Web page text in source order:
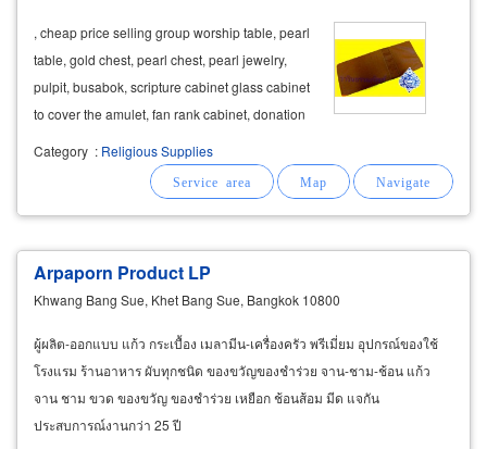
, cheap price selling group worship table, pearl
table, gold chest, pearl chest, pearl jewelry,
pulpit, busabok, scripture cabinet glass cabinet
to cover the amulet, fan rank cabinet, donation
book, lok nimit, sema leaves selling brassware,
, benjarongware
Category : Religious Supplies
Arpaporn Product LP
Khwang Bang Sue, Khet Bang Sue, Bangkok 10800
ผู้ผลิต-ออกแบบ แก้ว กระเบื้อง เมลามีน-เครื่องครัว พรีเมี่ยม อุปกรณ์ของใช้
โรงแรม ร้านอาหาร ผับทุกชนิด ของขวัญของชำร่วย จาน-ชาม-ช้อน แก้ว
จาน ชาม ขวด ของขวัญ ของชำร่วย เหยือก ช้อนส้อม มีด แจกัน
ประสบการณ์งานกว่า 25 ปี